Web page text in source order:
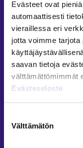
Evästeet ovat
automaattisesti
vieraillessa eri
jotta voimme
saavan tietoja
välttämättömimmät
Evästeseloste
valinta
Välttämätön
AUTOMAATIO
pidon
Tuija Annala,
AUTOMAATIO
uusia